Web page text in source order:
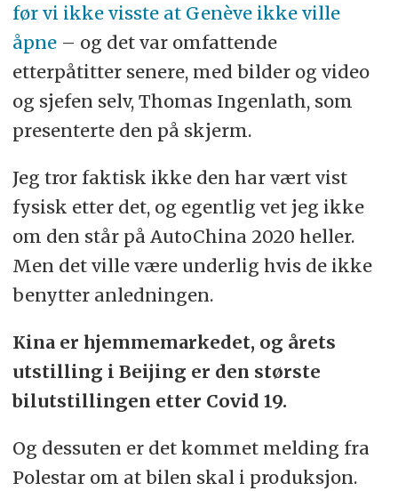
før vi ikke visste at Genève ikke ville
åpne– og det var omfattende
etterpåtitter senere, med bilder og video
og sjefen selv, Thomas Ingenlath, som
presenterte den på skjerm.
Jeg tror faktisk ikke den har vært vist
fysisk etter det, og egentlig vet jeg ikke
om den står på AutoChina 2020 heller.
Men det ville være underlig hvis de ikke
benytter anledningen.
Kina er hjemmemarkedet, og årets
utstilling i Beijing er den største
bilutstillingen etter Covid 19.
Og dessuten er det kommet melding fra
Polestar om at bilen skal i produksjon.